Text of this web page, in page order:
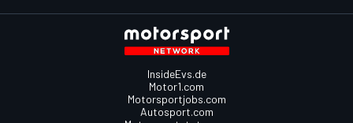
InsideEvs.de
Motor1.com
Motorsportjobs.com
Autosport.com